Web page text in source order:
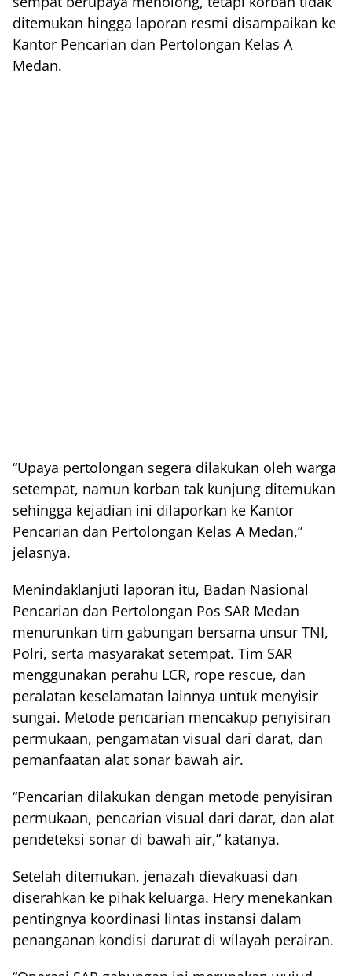
ditemukan hingga laporan resmi disampaikan ke
Kantor Pencarian dan Pertolongan Kelas A
Medan.
“Upaya pertolongan segera dilakukan oleh warga
setempat, namun korban tak kunjung ditemukan
sehingga kejadian ini dilaporkan ke Kantor
Pencarian dan Pertolongan Kelas A Medan,”
jelasnya.
Menindaklanjuti laporan itu, Badan Nasional
Pencarian dan Pertolongan Pos SAR Medan
menurunkan tim gabungan bersama unsur TNI,
Polri, serta masyarakat setempat. Tim SAR
menggunakan perahu LCR, rope rescue, dan
peralatan keselamatan lainnya untuk menyisir
sungai. Metode pencarian mencakup penyisiran
permukaan, pengamatan visual dari darat, dan
pemanfaatan alat sonar bawah air.
“Pencarian dilakukan dengan metode penyisiran
permukaan, pencarian visual dari darat, dan alat
pendeteksi sonar di bawah air,” katanya.
Setelah ditemukan, jenazah dievakuasi dan
diserahkan ke pihak keluarga. Hery menekankan
pentingnya koordinasi lintas instansi dalam
penanganan kondisi darurat di wilayah perairan.